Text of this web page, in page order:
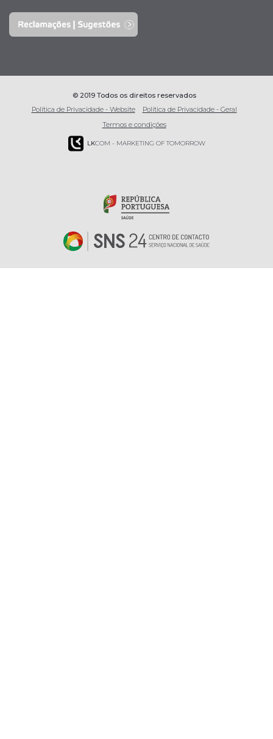
© 2019 Todos os direitos reservados
Política de Privacidade - Website
Política de Privacidade - Geral
Termos e condições
LKCOM - MARKETING OF TOMORROW